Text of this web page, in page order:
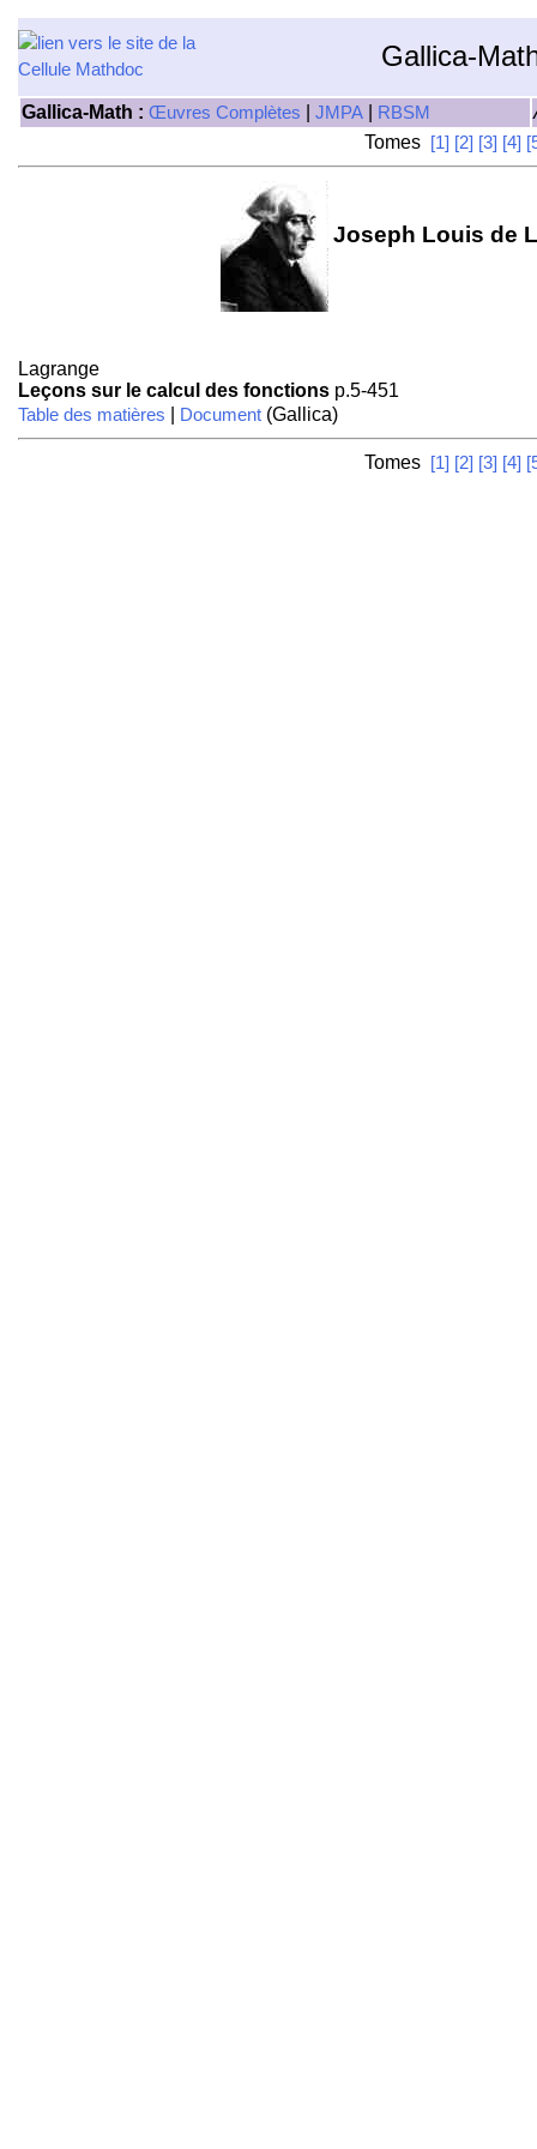
Gallica-
Gallica-Math : Œuvres Complètes JMPA RBSM
Tomes
[1] [2] [3] [4]
Joseph Louis de
Lagrange
Leçons sur le calcul des fonctions p.5-451
Table des matières Document (Gallica)
Tomes [1] [2] [3] [4]